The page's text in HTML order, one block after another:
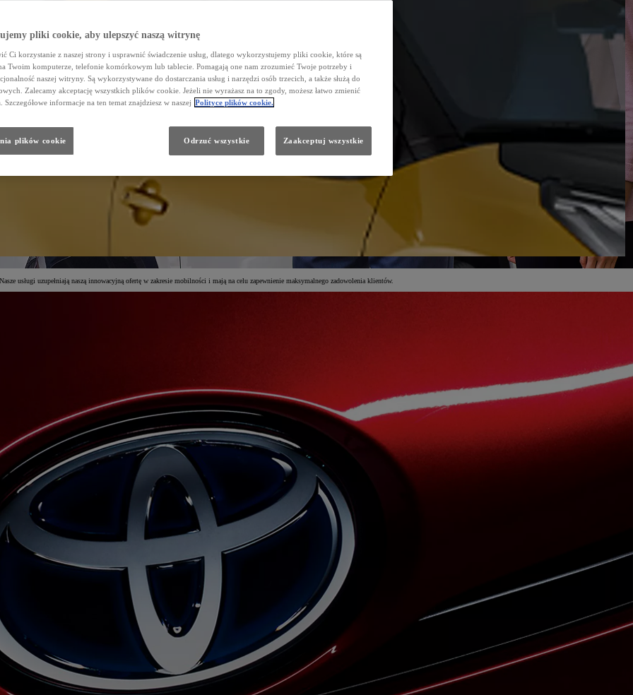
usługi uzupełniają naszą innowacyjną ofertę w zakresie mobilności i mają na celu zapewnienie maksymalnego zadowolenia klientów.
pliki cookie, aby ulepszyć naszą witrynę
Ci korzystanie z naszej strony i usprawnić świadczenie usług, dlatego wykorzystujemy pliki cookie, które są
Twoim komputerze, telefonie komórkowym lub tablecie. Pomagają one nam zrozumieć Twoje potrzeby i
naszej witryny. Są wykorzystywane do dostarczania usług i narzędzi osób trzecich, a także służą do
Zalecamy akceptację wszystkich plików cookie. Jeżeli nie wyrażasz na to zgody, możesz łatwo zmienić
Szczegółowe informacje na ten temat znajdziesz w naszej Polityce plików cookie.
plików cookie Odrzuć wszystkie Zaakceptuj wszystkie